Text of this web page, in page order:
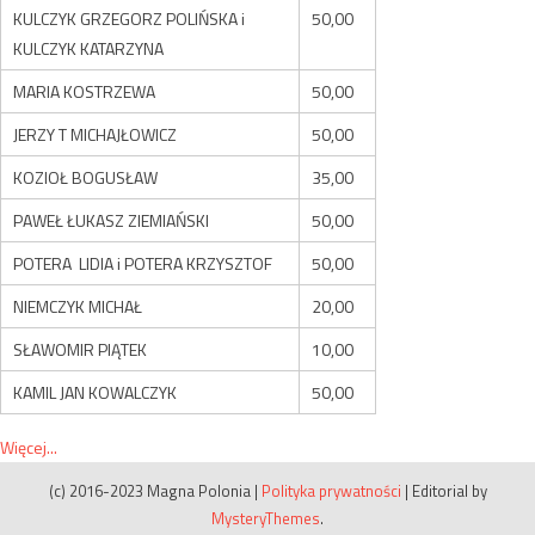
KULCZYK GRZEGORZ POLIŃSKA i
KULCZYK KATARZYNA
50,00
MARIA KOSTRZEWA
50,00
JERZY T MICHAJŁOWICZ
50,00
KOZIOŁ BOGUSŁAW
35,00
PAWEŁ ŁUKASZ ZIEMIAŃSKI
50,00
POTERA LIDIA i POTERA KRZYSZTOF
50,00
NIEMCZYK MICHAŁ
20,00
SŁAWOMIR PIĄTEK
10,00
KAMIL JAN KOWALCZYK
50,00
Więcej...
(c) 2016-2023 Magna Polonia | Polityka prywatności | Editorial by
MysteryThemes.